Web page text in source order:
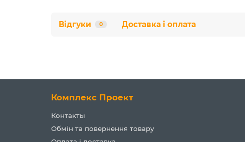
Відгуки 0 Доставка і оплата
Комплекс Проект
Контакты
Обмін та повернення товару